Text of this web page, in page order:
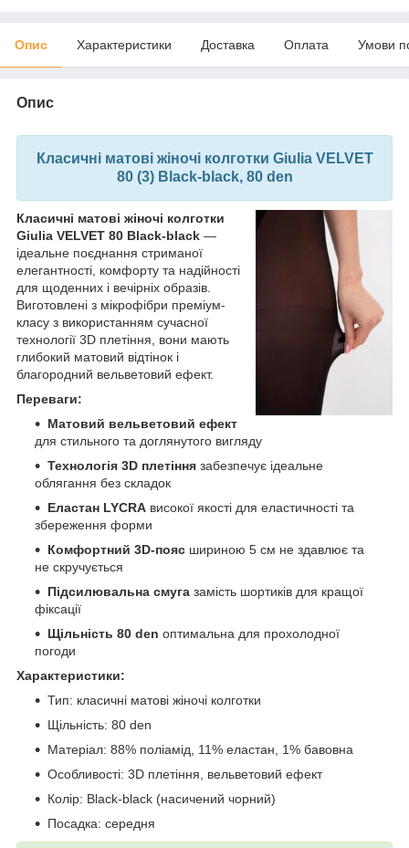
Опис Характеристики Доставка Оплата Умови
Опис
Класичні матові жіночі колготки Giulia VELVET
80 (3) Black-black, 80 den
Класичні матові жіночі колготки
Giulia VELVET 80 Black-black —
ідеальне поєднання стриманої
елегантності, комфорту та надійності
для щоденних і вечірніх образів.
Виготовлені з мікрофібри преміум-
класу з використанням сучасної
технології 3D плетіння, вони мають
глибокий матовий відтінок і
благородний вельветовий ефект.
Переваги:
Матовий вельветовий ефект
для стильного та доглянутого вигляду
Технологія 3D плетіння забезпечує ідеальне
облягання без складок
Еластан LYCRA високої якості для еластичності та
збереження форми
Комфортний 3D-пояс шириною 5 см не здавлює та
не скручується
Підсилювальна смуга замість шортиків для кращої
фіксації
Щільність 80 den оптимальна для прохолодної
погоди
Характеристики:
Тип: класичні матові жіночі колготки
Щільність: 80 den
Матеріал: 88% поліамід, 11% еластан, 1% бавовна
Особливості: 3D плетіння, вельветовий ефект
Колір: Black-black (насичений чорний)
Посадка: середня